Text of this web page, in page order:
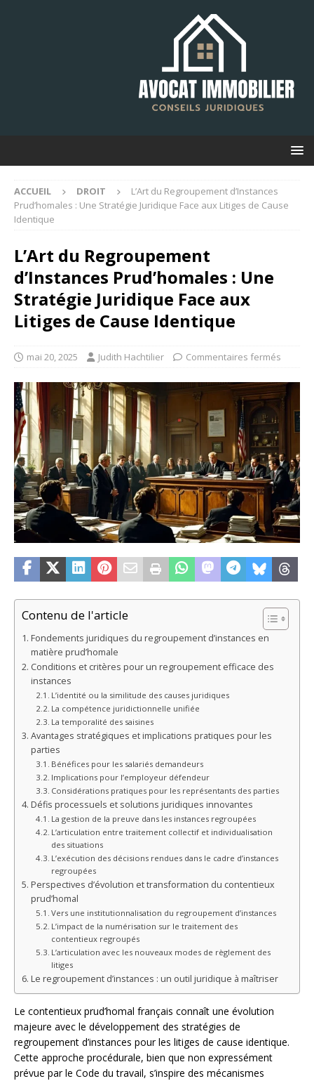
ACCUEIL DROIT
L’Art du Regroupement d’Instances
Prud’homales : Une Stratégie Juridique Face aux Litiges de Cause
Identique
L’Art du Regroupement
d’Instances Prud’homales : Une
Stratégie Juridique Face aux
Litiges de Cause Identique
mai 20, 2025 Judith Hachtilier Commentaires fermés
Contenu de l'article
Fondements juridiques du regroupement d’instances en
matière prud’homale
Conditions et critères pour un regroupement efficace des
instances
L’identité ou la similitude des causes juridiques
La compétence juridictionnelle unifiée
La temporalité des saisines
Avantages stratégiques et implications pratiques pour les
parties
Bénéfices pour les salariés demandeurs
Implications pour l’employeur défendeur
Considérations pratiques pour les représentants des parties
Défis processuels et solutions juridiques innovantes
La gestion de la preuve dans les instances regroupées
L’articulation entre traitement collectif et individualisation
des situations
L’exécution des décisions rendues dans le cadre d’instances
regroupées
Perspectives d’évolution et transformation du contentieux
prud’homal
Vers une institutionnalisation du regroupement d’instances
L’impact de la numérisation sur le traitement des
contentieux regroupés
L’articulation avec les nouveaux modes de règlement des
litiges
Le regroupement d’instances : un outil juridique à maîtriser
Le contentieux prud’homal français connaît une évolution
majeure avec le développement des stratégies de
regroupement d’instances pour les litiges de cause identique.
Cette approche procédurale, bien que non expressément
prévue par le Code du travail, s’inspire des mécanismes